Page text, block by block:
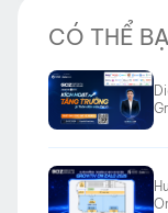
CÓ THỂ